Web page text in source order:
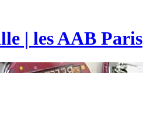
| les AAB Paris